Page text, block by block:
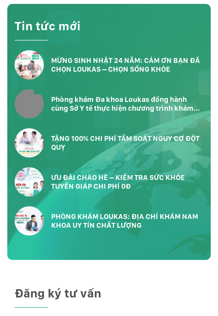
Tin tức mới
MỪNG SINH NHẬT 24 NĂM: CẢM ƠN BẠN ĐÃ
CHỌN LOUKAS – CHỌN SỐNG KHỎE
Phòng khám Đa khoa Loukas đồng hành
cùng Sở Y tế thực hiện chương trình khám
TẶNG 100% CHI PHÍ TẦM SOÁT NGUY CƠ ĐỘT
QUỴ
ƯU ĐÃI CHÀO HÈ – KIỂM TRA SỨC KHỎE
TUYẾN GIÁP CHI PHÍ 0Đ
PHÒNG KHÁM LOUKAS: ĐỊA CHỈ KHÁM NAM
KHOA UY TÍN CHẤT LƯỢNG
Đăng ký tư vấn